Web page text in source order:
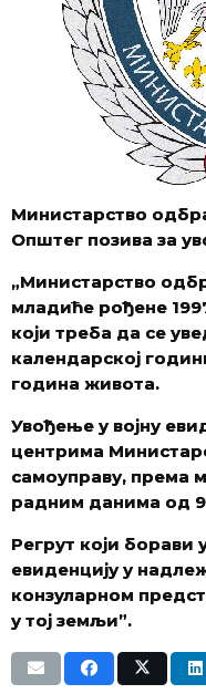
Министарство
Општег позива за
„Министарство
младиће рођене
који треба да се
календарској
година живота.
Увођење у војну
центрима
самоуправу, према
радним данима од 9
Регрут који борави
евиденцију у
конзуларном
у тој земљи”.